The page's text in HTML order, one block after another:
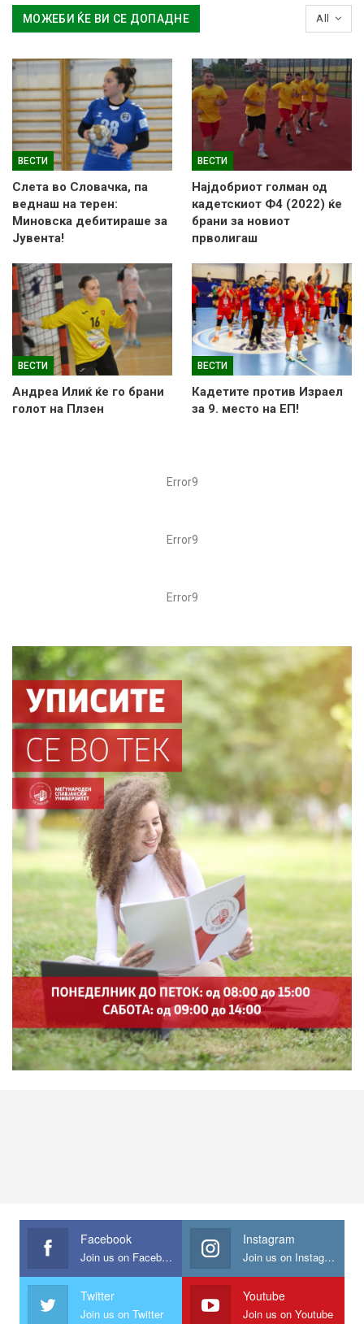
All
МОЖЕБИ ЌЕ ВИ СЕ ДОПАДНЕ
ВЕСТИ
Слетa во Словачка, па
веднаш на терен:
Миновска дебитираше за
Јувента!
ВЕСТИ
Најдобриот голман од
кадетскиот Ф4 (2022) ќе
брани за новиот
прволигаш
ВЕСТИ
Андреа Илиќ ќе го брани
голот на Плзен
ВЕСТИ
Кадетите против Израел
за 9. место на ЕП!
Error9
Error9
Error9
Facebook
Join us on Facebook
Instagram
Join us on Instagram
Twitter
Join us on Twitter
Youtube
Join us on Youtube